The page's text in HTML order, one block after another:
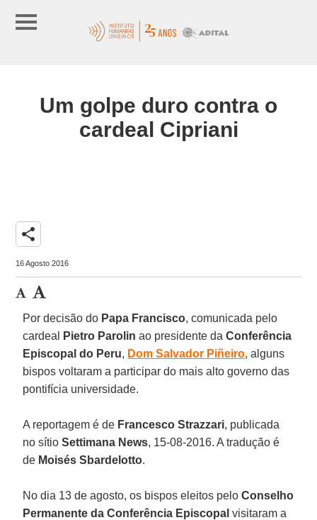
Um golpe duro contra o
cardeal Cipriani
share
16 Agosto 2016
Por decisão do Papa Francisco, comunicada pelo
cardeal
Pietro Parolin ao presidente daConferência
Episcopal do Peru, Dom Salvador Piñeiro, alguns
bispos voltaram a participar do mais alto governo das
pontifícia universidade.
A reportagem é de Francesco Strazzari, publicada
no sítioSettimana News, 15-08-2016. A tradução é
de Moisés Sbardelotto.
No dia 13 de agosto, os bispos eleitos peloConselho
Permanente da Conferência Episcopal visitaram a